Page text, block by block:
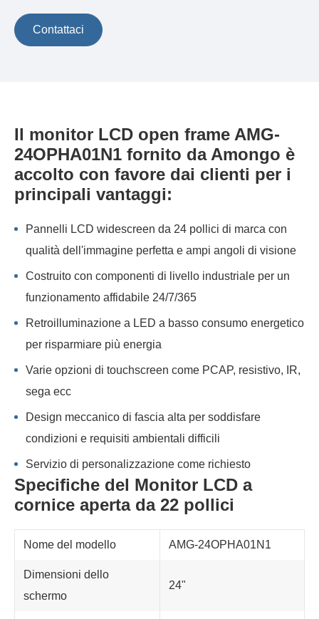
Contattaci
Il monitor LCD open frame AMG-
24OPHA01N1 fornito da Amongo è
accolto con favore dai clienti per i
principali vantaggi:
Pannelli LCD widescreen da 24 pollici di marca con
qualità dell'immagine perfetta e ampi angoli di visione
Costruito con componenti di livello industriale per un
funzionamento affidabile 24/7/365
Retroilluminazione a LED a basso consumo energetico
per risparmiare più energia
Varie opzioni di touchscreen come PCAP, resistivo, IR,
sega ecc
Design meccanico di fascia alta per soddisfare
condizioni e requisiti ambientali difficili
Servizio di personalizzazione come richiesto
Specifiche del Monitor LCD a
cornice aperta da 22 pollici
Nome del modello AMG-24OPHA01N1
Dimensioni dello
schermo
24"